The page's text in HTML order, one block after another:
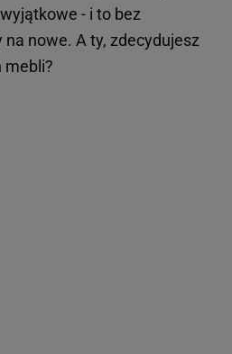
- i to bez
nowe. A ty, zdecydujesz
mebli?